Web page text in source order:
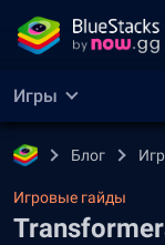
Игры
Блог
Игровые гайды